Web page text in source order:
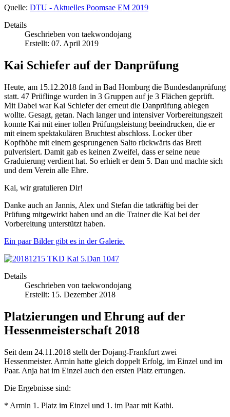
Quelle: DTU - Aktuelles Poomsae EM 2019
Details
Geschrieben von taekwondojang
Erstellt: 07. April 2019
Kai Schiefer auf der Danprüfung
Heute, am 15.12.2018 fand in Bad Homburg die Bundesdanprüfung
statt. 47 Prüflinge wurden in 3 Gruppen auf je 3 Flächen geprüft.
Mit Dabei war Kai Schiefer der erneut die Danprüfung ablegen
wollte. Gesagt, getan. Nach langer und intensiver Vorbereitungszeit
konnte Kai mit einer tollen Prüfungsleistung beeindrucken, die er
mit einem spektakulären Bruchtest abschloss. Locker über
Kopfhöhe mit einem gesprungenen Salto rückwärts das Brett
pulverisiert. Damit gab es keinen Zweifel, dass er seine neue
Graduierung verdient hat. So erhielt er dem 5. Dan und machte sich
und dem Verein alle Ehre.
Kai, wir gratulieren Dir!
Danke auch an Jannis, Alex und Stefan die tatkräftig bei der
Prüfung mitgewirkt haben und an die Trainer die Kai bei der
Vorbereitung unterstützt haben.
Ein paar Bilder gibt es in der Galerie.
Details
Geschrieben von taekwondojang
Erstellt: 15. Dezember 2018
Platzierungen und Ehrung auf der
Hessenmeisterschaft 2018
Seit dem 24.11.2018 stellt der Dojang-Frankfurt zwei
Hessenmeister. Armin hatte gleich doppelt Erfolg, im Einzel und im
Paar. Anja hat im Einzel auch den ersten Platz errungen.
Die Ergebnisse sind:
* Armin 1. Platz im Einzel und 1. im Paar mit Kathi.